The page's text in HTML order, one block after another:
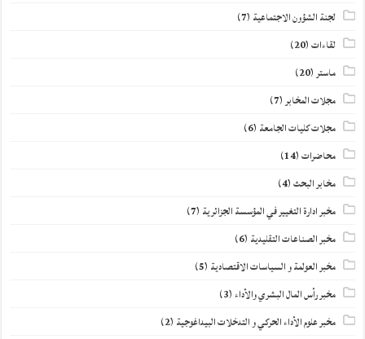
لجنة الشؤون الاجتماعية (7)
لقاءات(20)
ماستر(20)
مجلات المخابر(7)
مجلات كليات الجامعة (6)
محاضرات(14)
مخابر البحث(4)
مخبر ادارة التغيير في المؤسسة الجزائرية (7)
مخبر الصناعات التقليدية (6)
مخبر العولمة و السياسات الاقتصادية (5)
مخبر رأس المال البشري والأداء(3)
مخبر علوم الأداء الحركي و التدخلات البيداغوجية (2)